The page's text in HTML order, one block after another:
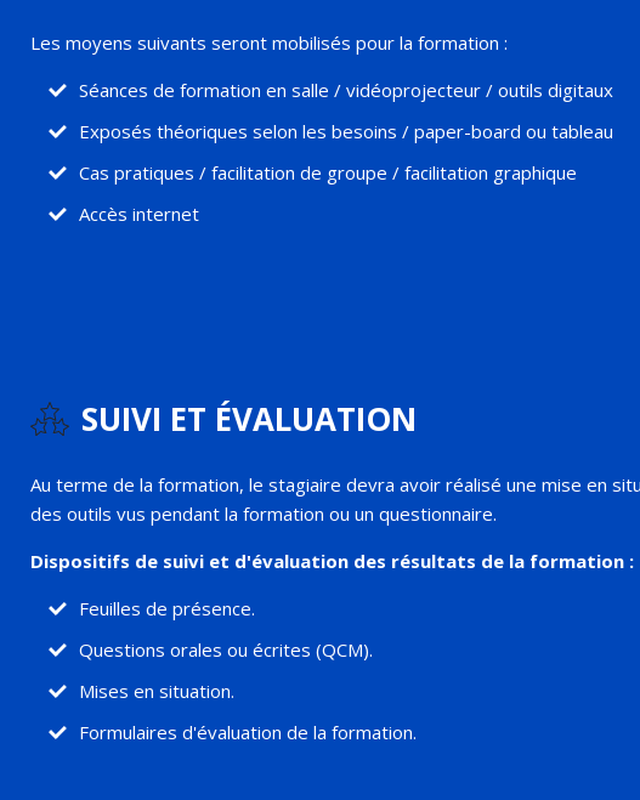
Les moyens suivants seront mobilisés pour la formation :
Séances de formation en salle / vidéoprojecteur / outils digitaux
Exposés théoriques selon les besoins / paper-board ou tableau
Cas pratiques / facilitation de groupe / facilitation graphique
Accès internet
SUIVI ET ÉVALUATION
Au terme de la formation, le stagiaire devra avoir réalisé une mise en
des outils vus pendant la formation ou un questionnaire.
Dispositifs de suivi et d'évaluation des résultats de la formation :
Feuilles de présence.
Questions orales ou écrites (QCM).
Mises en situation.
Formulaires d'évaluation de la formation.